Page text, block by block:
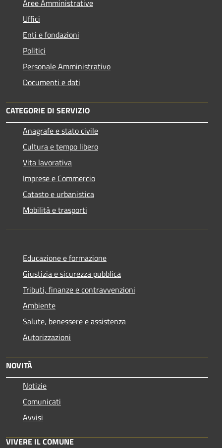
Aree Amministrative
Uffici
Enti e fondazioni
Politici
Personale Amministrativo
Documenti e dati
CATEGORIE DI SERVIZIO
Anagrafe e stato civile
Cultura e tempo libero
Vita lavorativa
Imprese e Commercio
Catasto e urbanistica
Mobilità e trasporti
Educazione e formazione
Giustizia e sicurezza pubblica
Tributi, finanze e contravvenzioni
Ambiente
Salute, benessere e assistenza
Autorizzazioni
NOVITÀ
Notizie
Comunicati
Avvisi
VIVERE IL COMUNE